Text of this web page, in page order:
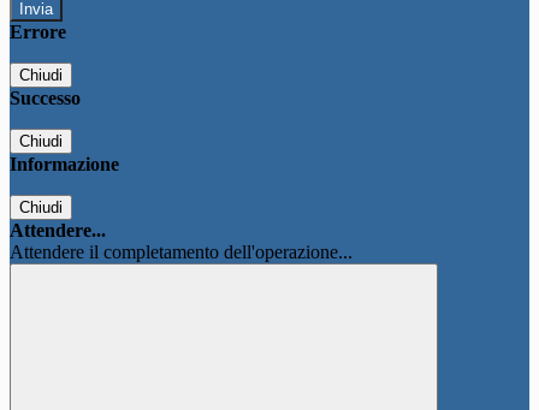
Errore
Chiudi
Successo
Chiudi
Informazione
Chiudi
Attendere...
Attendere il completamento dell'operazione...